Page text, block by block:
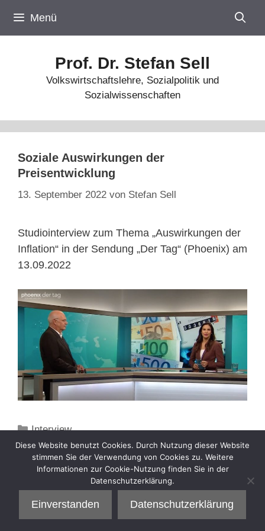
Inhalt
springen
Menü
Prof. Dr. Stefan Sell
Volkswirtschaftslehre, Sozialpolitik und
Sozialwissenschaften
Soziale Auswirkungen der
Preisentwicklung
13. September 2022 von Stefan Sell
Studiointerview zum Thema „Auswirkungen der
Inflation“ in der Sendung „Der Tag“ (Phoenix) am
13.09.2022
Kategorien
Interview
Diese Website benutzt Cookies. Durch Nutzung dieser Website
stimmen Sie der Verwendung von Cookies zu. Weitere
Informationen zur Cookie-Nutzung finden Sie in der
Datenschutzerklärung.
Einverstanden Datenschutzerklärung